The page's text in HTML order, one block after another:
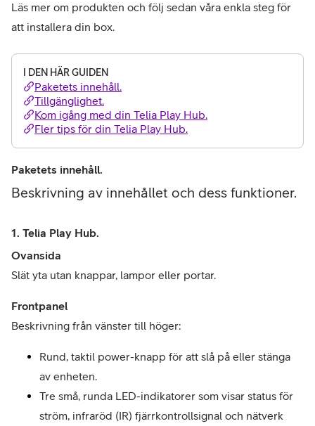
Läs mer om produkten och följ sedan våra enkla steg för
att installera din box.
I DEN HÄR GUIDEN
Paketets innehåll.
Tillgänglighet.
Kom igång med din Telia Play Hub.
Fler tips för din Telia Play Hub.
Paketets innehåll.
Beskrivning av innehållet och dess funktioner.
1. Telia Play Hub.
Ovansida
Slät yta utan knappar, lampor eller portar.
Frontpanel
Beskrivning från vänster till höger:
Rund, taktil power-knapp för att slå på eller stänga
av enheten.
Tre små, runda LED-indikatorer som visar status för
ström, infraröd (IR) fjärrkontrollsignal och nätverk